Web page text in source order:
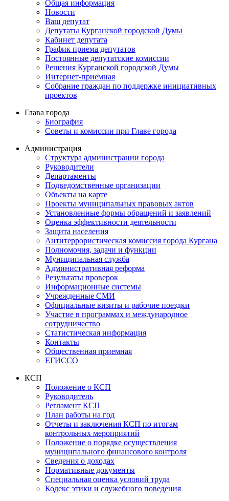
Общая информация
Новости
Ваш депутат
Депутаты Курганской городской Думы
Кабинет депутата
График приема депутатов
Постоянные депутатские комиссии
Решения Курганской городской Думы
Интернет-приемная
Собрание граждан по поддержке инициативных
проектов
Глава города
Биография
Советы и комиссии при Главе города
Администрация
Структура администрации города
Руководители
Департаменты
Подведомственные организации
Объекты на карте
Проекты муниципальных правовых актов
Установленные формы обращений и заявлений
Оценка эффективности деятельности
Защита населения
Антитеррористическая комиссия города Кургана
Полномочия, задачи и функции
Муниципальная служба
Административная реформа
Результаты проверок
Информационные системы
Учрежденные СМИ
Официальные визиты и рабочие поездки
Участие в программах и международное
сотрудничество
Статистическая информация
Контакты
Общественная приемная
ЕГИССО
КСП
Положение о КСП
Руководитель
Регламент КСП
План работы на год
Отчеты и заключения КСП по итогам
контрольных мероприятий
Положение о порядке осуществления
муниципального финансового контроля
Сведения о доходах
Нормативные документы
Специальная оценка условий труда
Кодекс этики и служебного поведения